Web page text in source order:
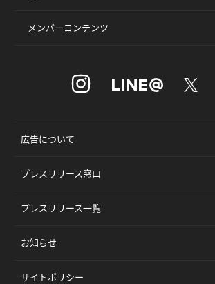
メンバーコンテンツ
広告について
プレスリリース窓口
プレスリリース一覧
お知らせ
サイトポリシー